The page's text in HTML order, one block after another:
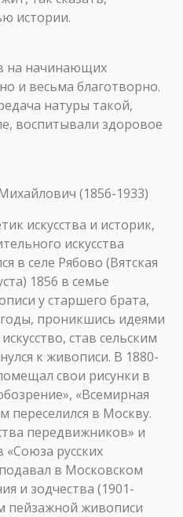
истории.
на начинающих
и весьма благотворно.
натуры такой,
воспитывали здоровое
(1856-1933)
искусства и историк,
искусства
в селе Рябово (Вятская
1856 в семье
у старшего брата,
проникшись идеями
став сельским
к живописи. В 1880-
свои рисунки в
«Всемирная
переселился в Москву.
передвижников» и
русских
в Московском
и зодчества (1901-
пейзажной живописи